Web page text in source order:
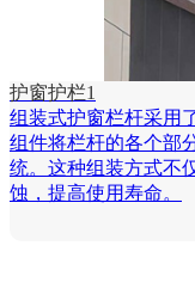
护窗护栏1
组装式护窗栏杆采用
组件将栏杆的各个部
统。这种组装方式不
蚀，提高使用寿命。